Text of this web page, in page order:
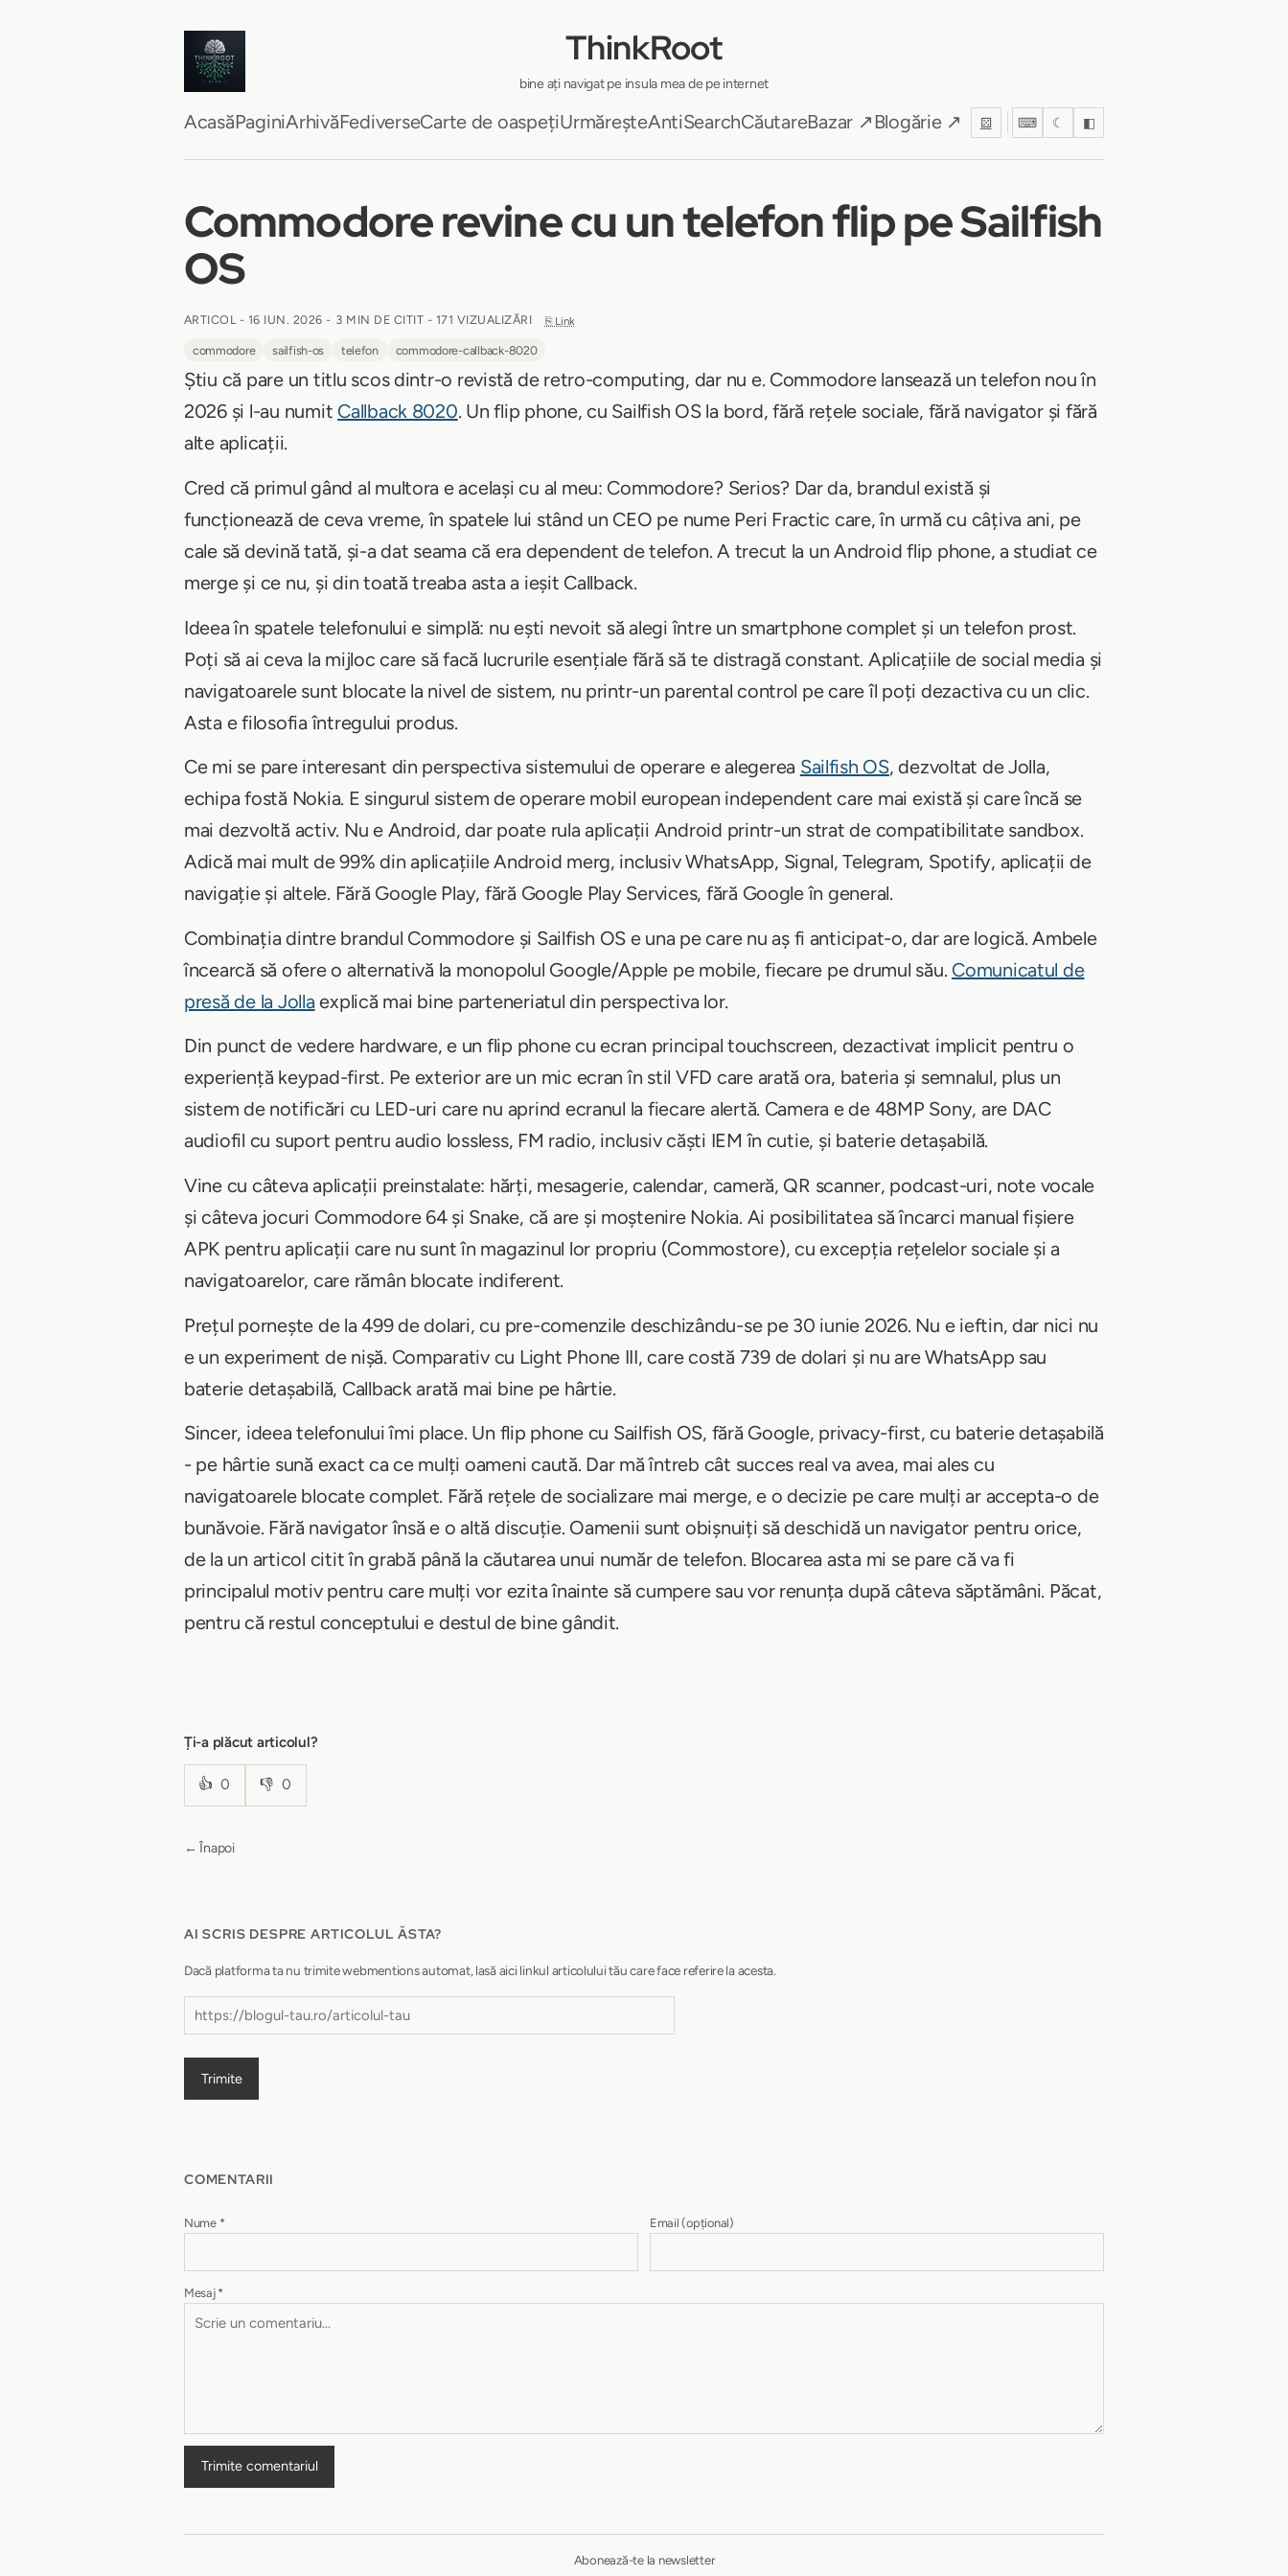
ThinkRoot
bine ați navigat pe insula mea de pe internet
AcasăPaginiArhivăFediverseCarte de oaspețiUrmăreșteAntiSearchCăutareBazar ↗ Blogărie ↗ ⚄ ⌨ ☾ ◧
Commodore revine cu un telefon flip pe Sailfish
OS
ARTICOL - 16 IUN. 2026 - 3 MIN DE CITIT - 171 VIZUALIZĂRI ⎘ Link
commodore sailfish-os telefon commodore-callback-8020
Știu că pare un titlu scos dintr-o revistă de retro-computing, dar nu e. Commodore lansează un telefon nou în
2026 și l-au numit Callback 8020. Un flip phone, cu Sailfish OS la bord, fără rețele sociale, fără navigator și fără
alte aplicații.
Cred că primul gând al multora e același cu al meu: Commodore? Serios? Dar da, brandul există și
funcționează de ceva vreme, în spatele lui stând un CEO pe nume Peri Fractic care, în urmă cu câțiva ani, pe
cale să devină tată, și-a dat seama că era dependent de telefon. A trecut la un Android flip phone, a studiat ce
merge și ce nu, și din toată treaba asta a ieșit Callback.
Ideea în spatele telefonului e simplă: nu ești nevoit să alegi între un smartphone complet și un telefon prost.
Poți să ai ceva la mijloc care să facă lucrurile esențiale fără să te distragă constant. Aplicațiile de social media și
navigatoarele sunt blocate la nivel de sistem, nu printr-un parental control pe care îl poți dezactiva cu un clic.
Asta e filosofia întregului produs.
Ce mi se pare interesant din perspectiva sistemului de operare e alegerea Sailfish OS, dezvoltat de Jolla,
echipa fostă Nokia. E singurul sistem de operare mobil european independent care mai există și care încă se
mai dezvoltă activ. Nu e Android, dar poate rula aplicații Android printr-un strat de compatibilitate sandbox.
Adică mai mult de 99% din aplicațiile Android merg, inclusiv WhatsApp, Signal, Telegram, Spotify, aplicații de
navigație și altele. Fără Google Play, fără Google Play Services, fără Google în general.
Combinația dintre brandul Commodore și Sailfish OS e una pe care nu aș fi anticipat-o, dar are logică. Ambele
încearcă să ofere o alternativă la monopolul Google/Apple pe mobile, fiecare pe drumul său. Comunicatul de
presă de la Jolla explică mai bine parteneriatul din perspectiva lor.
Din punct de vedere hardware, e un flip phone cu ecran principal touchscreen, dezactivat implicit pentru o
experiență keypad-first. Pe exterior are un mic ecran în stil VFD care arată ora, bateria și semnalul, plus un
sistem de notificări cu LED-uri care nu aprind ecranul la fiecare alertă. Camera e de 48MP Sony, are DAC
audiofil cu suport pentru audio lossless, FM radio, inclusiv căști IEM în cutie, și baterie detașabilă.
Vine cu câteva aplicații preinstalate: hărți, mesagerie, calendar, cameră, QR scanner, podcast-uri, note vocale
și câteva jocuri Commodore 64 și Snake, că are și moștenire Nokia. Ai posibilitatea să încarci manual fișiere
APK pentru aplicații care nu sunt în magazinul lor propriu (Commostore), cu excepția rețelelor sociale și a
navigatoarelor, care rămân blocate indiferent.
Prețul pornește de la 499 de dolari, cu pre-comenzile deschizându-se pe 30 iunie 2026. Nu e ieftin, dar nici nu
e un experiment de nișă. Comparativ cu Light Phone III, care costă 739 de dolari și nu are WhatsApp sau
baterie detașabilă, Callback arată mai bine pe hârtie.
Sincer, ideea telefonului îmi place. Un flip phone cu Sailfish OS, fără Google, privacy-first, cu baterie detașabilă
- pe hârtie sună exact ca ce mulți oameni caută. Dar mă întreb cât succes real va avea, mai ales cu
navigatoarele blocate complet. Fără rețele de socializare mai merge, e o decizie pe care mulți ar accepta-o de
bunăvoie. Fără navigator însă e o altă discuție. Oamenii sunt obișnuiți să deschidă un navigator pentru orice,
de la un articol citit în grabă până la căutarea unui număr de telefon. Blocarea asta mi se pare că va fi
principalul motiv pentru care mulți vor ezita înainte să cumpere sau vor renunța după câteva săptămâni. Păcat,
pentru că restul conceptului e destul de bine gândit.
Ți-a plăcut articolul?
👍 0 👎 0
← Înapoi
AI SCRIS DESPRE ARTICOLUL ĂSTA?
Dacă platforma ta nu trimite webmentions automat, lasă aici linkul articolului tău care face referire la acesta.
Trimite
COMENTARII
Nume * Email(opțional)
Mesaj *
Trimite comentariul
Abonează-te la newsletter